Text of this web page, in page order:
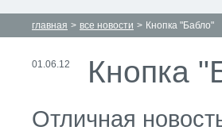
главная > все новости > Кнопка "Бабло"
01.06.12 Кнопка
Отличная